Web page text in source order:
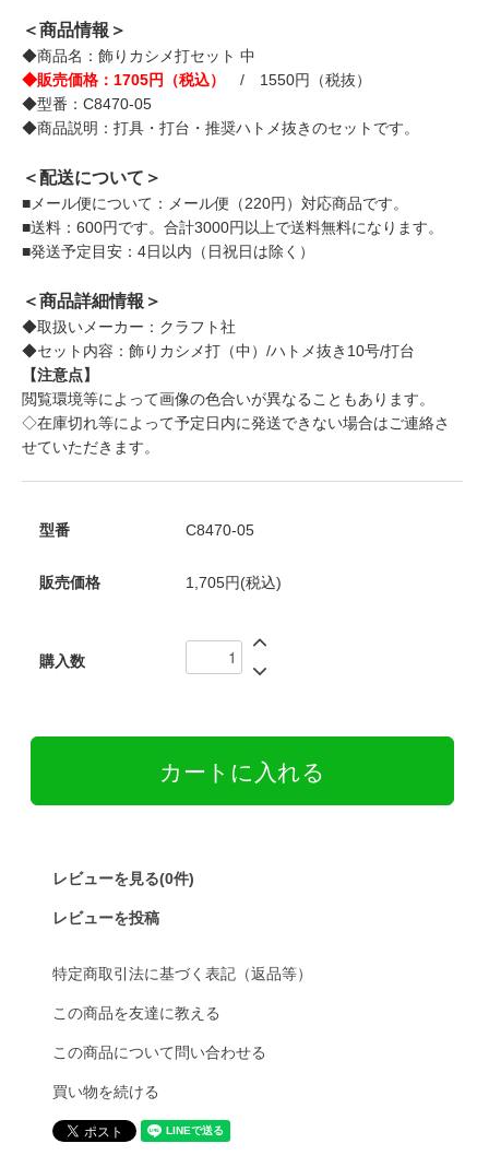
＜商品情報＞
◆商品名：飾りカシメ打セット 中
◆販売価格：1705円（税込）
/ 1550円（税抜）
◆型番：C8470-05
◆商品説明：打具・打台・推奨ハトメ抜きのセットです。
＜配送について＞
■メール便について：メール便（220円）対応商品です。
■送料：600円です。合計3000円以上で送料無料になります。
■発送予定目安：4日以内（日祝日は除く）
＜商品詳細情報＞
◆取扱いメーカー：クラフト社
◆セット内容：飾りカシメ打（中）/ハトメ抜き10号/打台
【注意点】
閲覧環境等によって画像の色合いが異なることもあります。
◇在庫切れ等によって予定日内に発送できない場合はご連絡さ
せていただきます。
型番 C8470-05
販売価格 1,705円(税込)
購入数
レビューを見る(0件)
レビューを投稿
特定商取引法に基づく表記（返品等）
この商品を友達に教える
この商品について問い合わせる
買い物を続ける